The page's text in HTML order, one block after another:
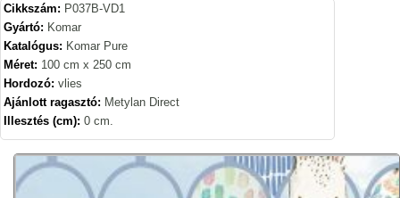
Cikkszám: P037B-VD1
Gyártó: Komar
Katalógus: Komar Pure
Méret: 100 cm x 250 cm
Hordozó: vlies
Ajánlott ragasztó: Metylan Direct
Illesztés (cm): 0 cm.